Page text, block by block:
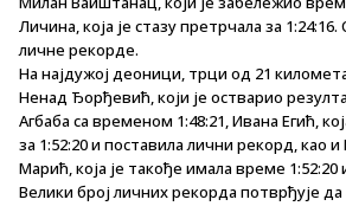
Личина, која је стазу претрчала за
личне рекорде.
На најдужој деоници, трци од 21
Ненад Ђорђевић, који је остварио
Агбаба са временом 1:48:21, Ивана Егић,
за 1:52:20 и поставила лични рекорд, као
Марић, која је такође имала време
Велики број личних рекорда потврђује